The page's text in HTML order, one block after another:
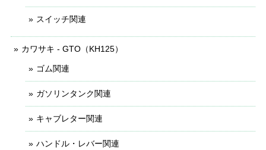
スイッチ関連
カワサキ - GTO（KH125）
ゴム関連
ガソリンタンク関連
キャブレター関連
ハンドル・レバー関連